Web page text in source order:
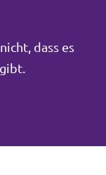
dass es